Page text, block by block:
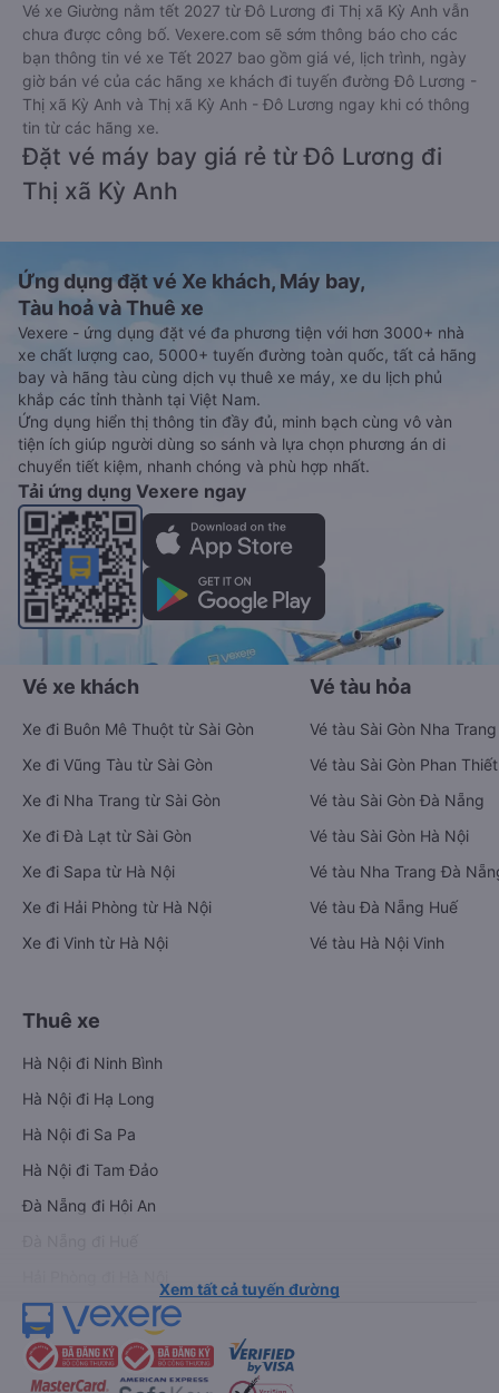
Vé xe Giường nằm tết 2027 từ Đô Lương đi Thị xã Kỳ Anh vẫn
chưa được công bố. Vexere.com sẽ sớm thông báo cho các
bạn thông tin vé xe Tết 2027 bao gồm giá vé, lịch trình, ngày
giờ bán vé của các hãng xe khách đi tuyến đường Đô Lương -
Thị xã Kỳ Anh và Thị xã Kỳ Anh - Đô Lương ngay khi có thông
tin từ các hãng xe.
Đặt vé máy bay giá rẻ từ Đô Lương đi
Thị xã Kỳ Anh
Ứng dụng đặt vé Xe khách, Máy bay,
Tàu hoả và Thuê xe
Vexere - ứng dụng đặt vé đa phương tiện với hơn 3000+ nhà
xe chất lượng cao, 5000+ tuyến đường toàn quốc, tất cả hãng
bay và hãng tàu cùng dịch vụ thuê xe máy, xe du lịch phủ
khắp các tỉnh thành tại Việt Nam.
Ứng dụng hiển thị thông tin đầy đủ, minh bạch cùng vô vàn
tiện ích giúp người dùng so sánh và lựa chọn phương án di
chuyển tiết kiệm, nhanh chóng và phù hợp nhất.
Tải ứng dụng Vexere ngay
Vé xe khách
Xe đi Buôn Mê Thuột từ Sài Gòn
Xe đi Vũng Tàu từ Sài Gòn
Xe đi Nha Trang từ Sài Gòn
Xe đi Đà Lạt từ Sài Gòn
Xe đi Sapa từ Hà Nội
Xe đi Hải Phòng từ Hà Nội
Xe đi Vinh từ Hà Nội
Vé tàu hỏa
Vé tàu Sài Gòn Nha Trang
Vé tàu Sài Gòn Phan Thiết
Vé tàu Sài Gòn Đà Nẵng
Vé tàu Sài Gòn Hà Nội
Vé tàu Nha Trang Đà
Vé tàu Đà Nẵng Huế
Vé tàu Hà Nội Vinh
Thuê xe
Hà Nội đi Ninh Bình
Hà Nội đi Hạ Long
Hà Nội đi Sa Pa
Hà Nội đi Tam Đảo
Đà Nẵng đi Hội An
Xem tất cả tuyến đường